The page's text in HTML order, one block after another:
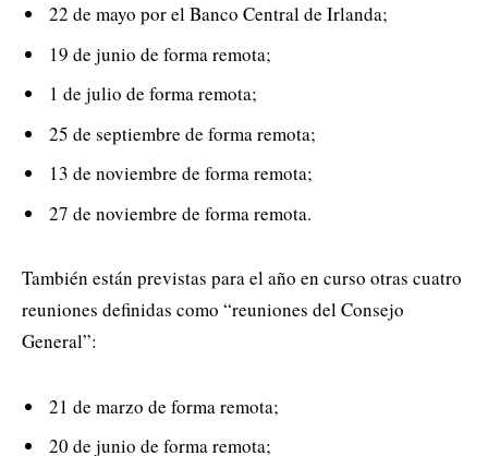
22 de mayo por el Banco Central de Irlanda;
19 de junio de forma remota;
1 de julio de forma remota;
25 de septiembre de forma remota;
13 de noviembre de forma remota;
27 de noviembre de forma remota.
También están previstas para el año en curso otras cuatro
reuniones definidas como “reuniones del Consejo
General”:
21 de marzo de forma remota;
20 de junio de forma remota;